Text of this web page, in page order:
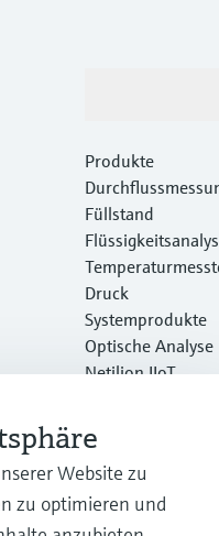
Produkte
Füllstand
Druck
Systemprodukte
Optische Analyse
Netilion IIoT
Online Tools
Dienstleistungen
Website zu
zu optimieren und